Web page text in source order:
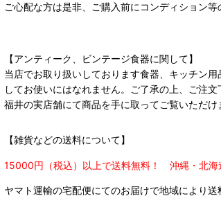
ご心配な方は是非、ご購入前にコンディション
【アンティーク、ビンテージ食器に関して】
当店でお取り扱いしております食器、キッチン
してお使いにはなれません。ご了承の上、ご注文
福井の実店舗にて商品を手に取ってご覧いただけ
【雑貨などの送料について】
15000円（税込）以上で送料無料！ 沖縄・北海
ヤマト運輸の宅配便にてのお届けで地域により送